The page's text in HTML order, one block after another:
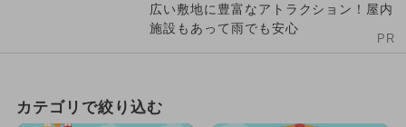
広い敷地に豊富なアトラクション！屋内
施設もあって雨でも安心
PR
カテゴリで絞り込む